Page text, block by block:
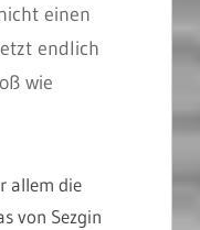
einen
endlich
wie
allem die
von Sezgin